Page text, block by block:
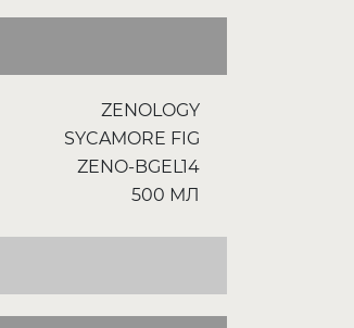
ZENOLOGY
SYCAMORE FIG
ZENO-BGEL14
500 МЛ